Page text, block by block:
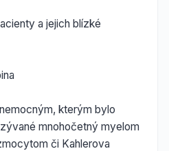
a jejich blízké
kterým bylo
mnohočetný myelom
či Kahlerova